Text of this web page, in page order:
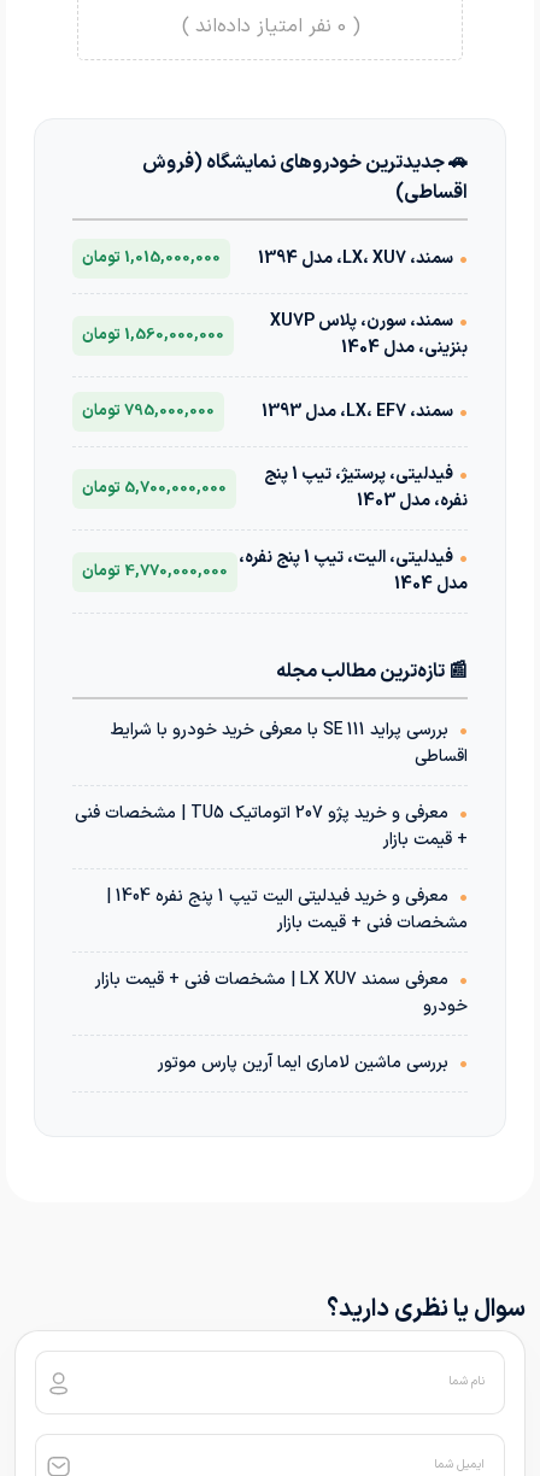
(
0 نفر امتیاز داده‌اند )
🚗 جدیدترین خودروهای نمایشگاه (فروش
اقساطی)
• سمند، LX، XU7، مدل 1394 1,015,000,000 تومان
•
سمند، سورن، پلاس XU7P
بنزینی، مدل 1404
1,560,000,000 تومان
• سمند، LX، EF7، مدل 1393 795,000,000 تومان
•
فیدلیتی، پرستیژ، تیپ 1 پنج
نفره، مدل 1403
5,700,000,000 تومان
•
فیدلیتی، الیت، تیپ 1 پنج نفره،
مدل 1404
4,770,000,000 تومان
📰 تازه‌ترین مطالب مجله
•
بررسی پراید 111 SE با معرفی خرید خودرو با شرایط
اقساطی
•
معرفی و خرید پژو 207 اتوماتیک TU5 | مشخصات فنی
+ قیمت بازار
•
معرفی و خرید فیدلیتی الیت تیپ 1 پنج نفره 1404 |
مشخصات فنی + قیمت بازار
•
معرفی سمند LX XU7 | مشخصات فنی + قیمت بازار
خودرو
• بررسی ماشین لاماری ایما آرین پارس موتور
سوال یا نظری دارید؟
نام شما
ایمیل شما